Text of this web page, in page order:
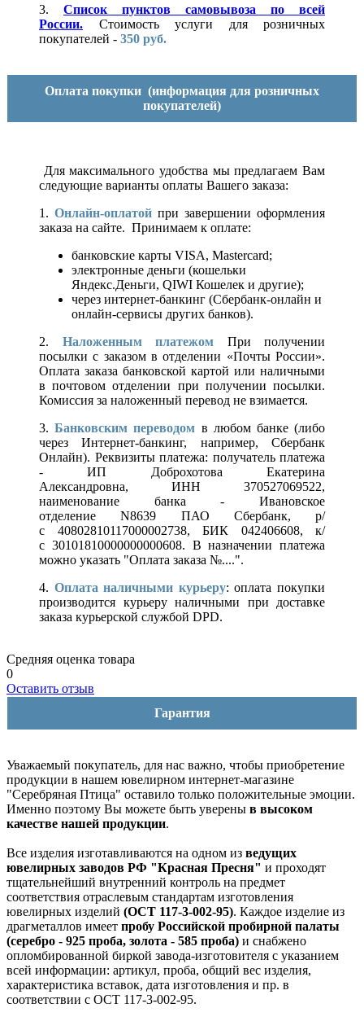
3. Список пунктов самовывоза по всей
России.
Стоимость услуги для розничных
покупателей - 350 руб.
Оплата покупки (информация для розничных
покупателей)
Для максимального удобства мы предлагаем Вам
следующие варианты оплаты Вашего заказа:
1. Онлайн-оплатой при завершении оформления
заказа на сайте. Принимаем к оплате:
банковские карты VISA, Mastercard;
электронные деньги (кошельки
Яндекс.Деньги, QIWI Кошелек и другие);
через интернет-банкинг (Сбербанк-онлайн и
онлайн-сервисы других банков).
2. Наложенным платежом При получении
посылки с заказом в отделении «Почты России».
Оплата заказа банковской картой или наличными
в почтовом отделении при получении посылки.
Комиссия за наложенный перевод не взимается.
3.Банковским переводом в любом банке (либо
через Интернет-банкинг, например, Сбербанк
Онлайн). Реквизиты платежа: получатель платежа
- ИП Доброхотова Екатерина
Александровна, ИНН 370527069522,
наименование банка - Ивановское
отделение N8639 ПАО Сбербанк, р/
с 40802810117000002738, БИК 042406608, к/
с 30101810000000000608. В назначении платежа
можно указать "Оплата заказа №....".
4. Оплата наличными курьеру: оплата покупки
производится курьеру наличными при доставке
заказа курьерской службой DPD.
Средняя оценка товара
0
Оставить отзыв
Гарантия
Уважаемый покупатель, для нас важно, чтобы приобретение
продукции в нашем ювелирном интернет-магазине
"Серебряная Птица" оставило только положительные эмоции.
Именно поэтому Вы можете быть уверены в высоком
качестве нашей продукции.
Все изделия изготавливаются на одном из ведущих
ювелирных заводов РФ "Красная Пресня" и проходят
тщательнейший внутренний контроль на предмет
соответствия отраслевым стандартам изготовления
ювелирных изделий (ОСТ 117-3-002-95). Каждое изделие из
драгметаллов имеет пробу Российской пробирной палаты
(серебро - 925 проба, золота - 585 проба) и снабжено
опломбированной биркой завода-изготовителя с указанием
всей информации: артикул, проба, общий вес изделия,
характеристика вставок, дата изготовления и пр. в
соответствии с ОСТ 117-3-002-95.